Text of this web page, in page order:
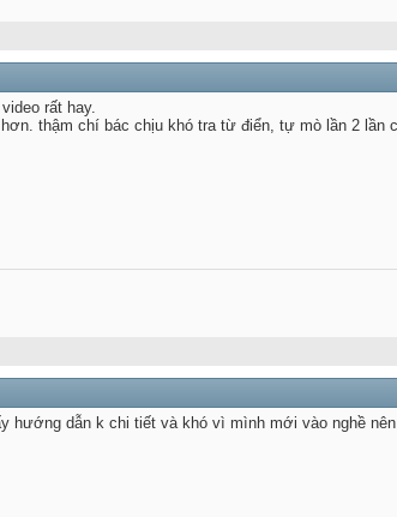
rất hay.
thậm chí bác chịu khó tra từ điển, tự mò lần 2 lần
hướng dẫn k chi tiết và khó vì mình mới vào nghề